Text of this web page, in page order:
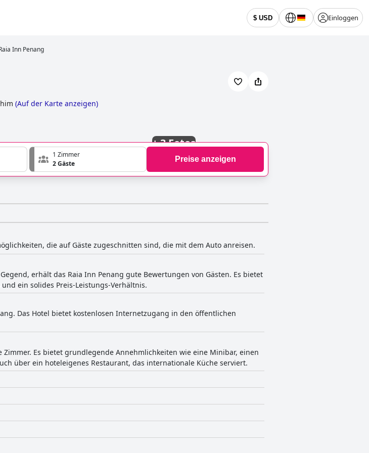
$ USD Einloggen
Inn Penang
(Auf der Karte anzeigen)
+3 Fotos
1 Zimmer
2 Gäste
Preise anzeigen
die auf Gäste zugeschnitten sind, die mit dem Auto anreisen.
erhält das Raia Inn Penang gute Bewertungen von Gästen. Es bietet
ein solides Preis-Leistungs-Verhältnis.
Das Hotel bietet kostenlosen Internetzugang in den öffentlichen
Es bietet grundlegende Annehmlichkeiten wie eine Minibar, einen
über ein hoteleigenes Restaurant, das internationale Küche serviert.